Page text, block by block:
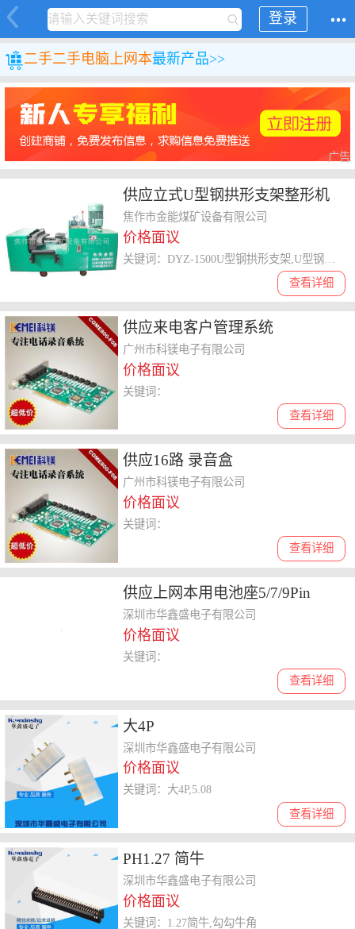
登录
二手二手电脑 上网本最新产品>>
广告
供应立式U型钢拱形支架整形机
焦作市金能煤矿设备有限公司
价格面议
查看详细
供应来电客户管理系统
广州市科镁电子有限公司
价格面议
查看详细
关键词：
供应16路 录音盒
广州市科镁电子有限公司
价格面议
查看详细
关键词：
供应上网本用电池座5/7/9Pin
深圳市华鑫盛电子有限公司
价格面议
查看详细
关键词：
大4P
深圳市华鑫盛电子有限公司
价格面议
查看详细
关键词：大4P,5.08
PH1.27 简牛
深圳市华鑫盛电子有限公司
价格面议
关键词：1.27简牛,勾勾牛角